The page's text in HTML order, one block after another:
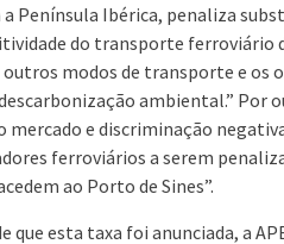
Península Ibérica, penaliza
do transporte ferroviário
outros modos de transporte e os
ambiental.” Por
mercado e discriminação
ferroviários a serem
ao Porto de Sines”.
esta taxa foi anunciada, a